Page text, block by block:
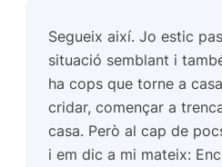
Segueix així. Jo estic
situació semblant i
ha cops que torne a
cridar, començar a
casa. Però al cap de
i em dic a mi mateix: